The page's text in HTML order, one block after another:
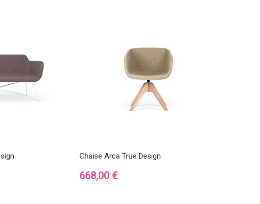
Chaise Arca True Design
Prix
668,00 €